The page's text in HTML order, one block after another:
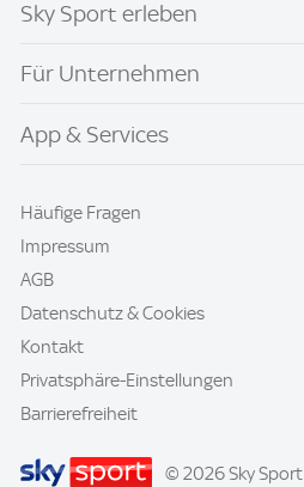
Sky Sport erleben
Für Unternehmen
App & Services
Häufige Fragen
Impressum
AGB
Datenschutz & Cookies
Kontakt
Privatsphäre-Einstellungen
Barrierefreiheit
© 2026 Sky Sport